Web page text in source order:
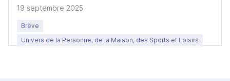
19 septembre 2025
Brève
Univers de la Personne, de la Maison, des Sports et Loisirs